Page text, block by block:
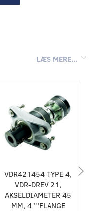
LÆS MERE...
VDR421454 TYPE 4,
VDR-DREV 21,
AKSELDIAMETER 45
MM, 4 "'FLANGE